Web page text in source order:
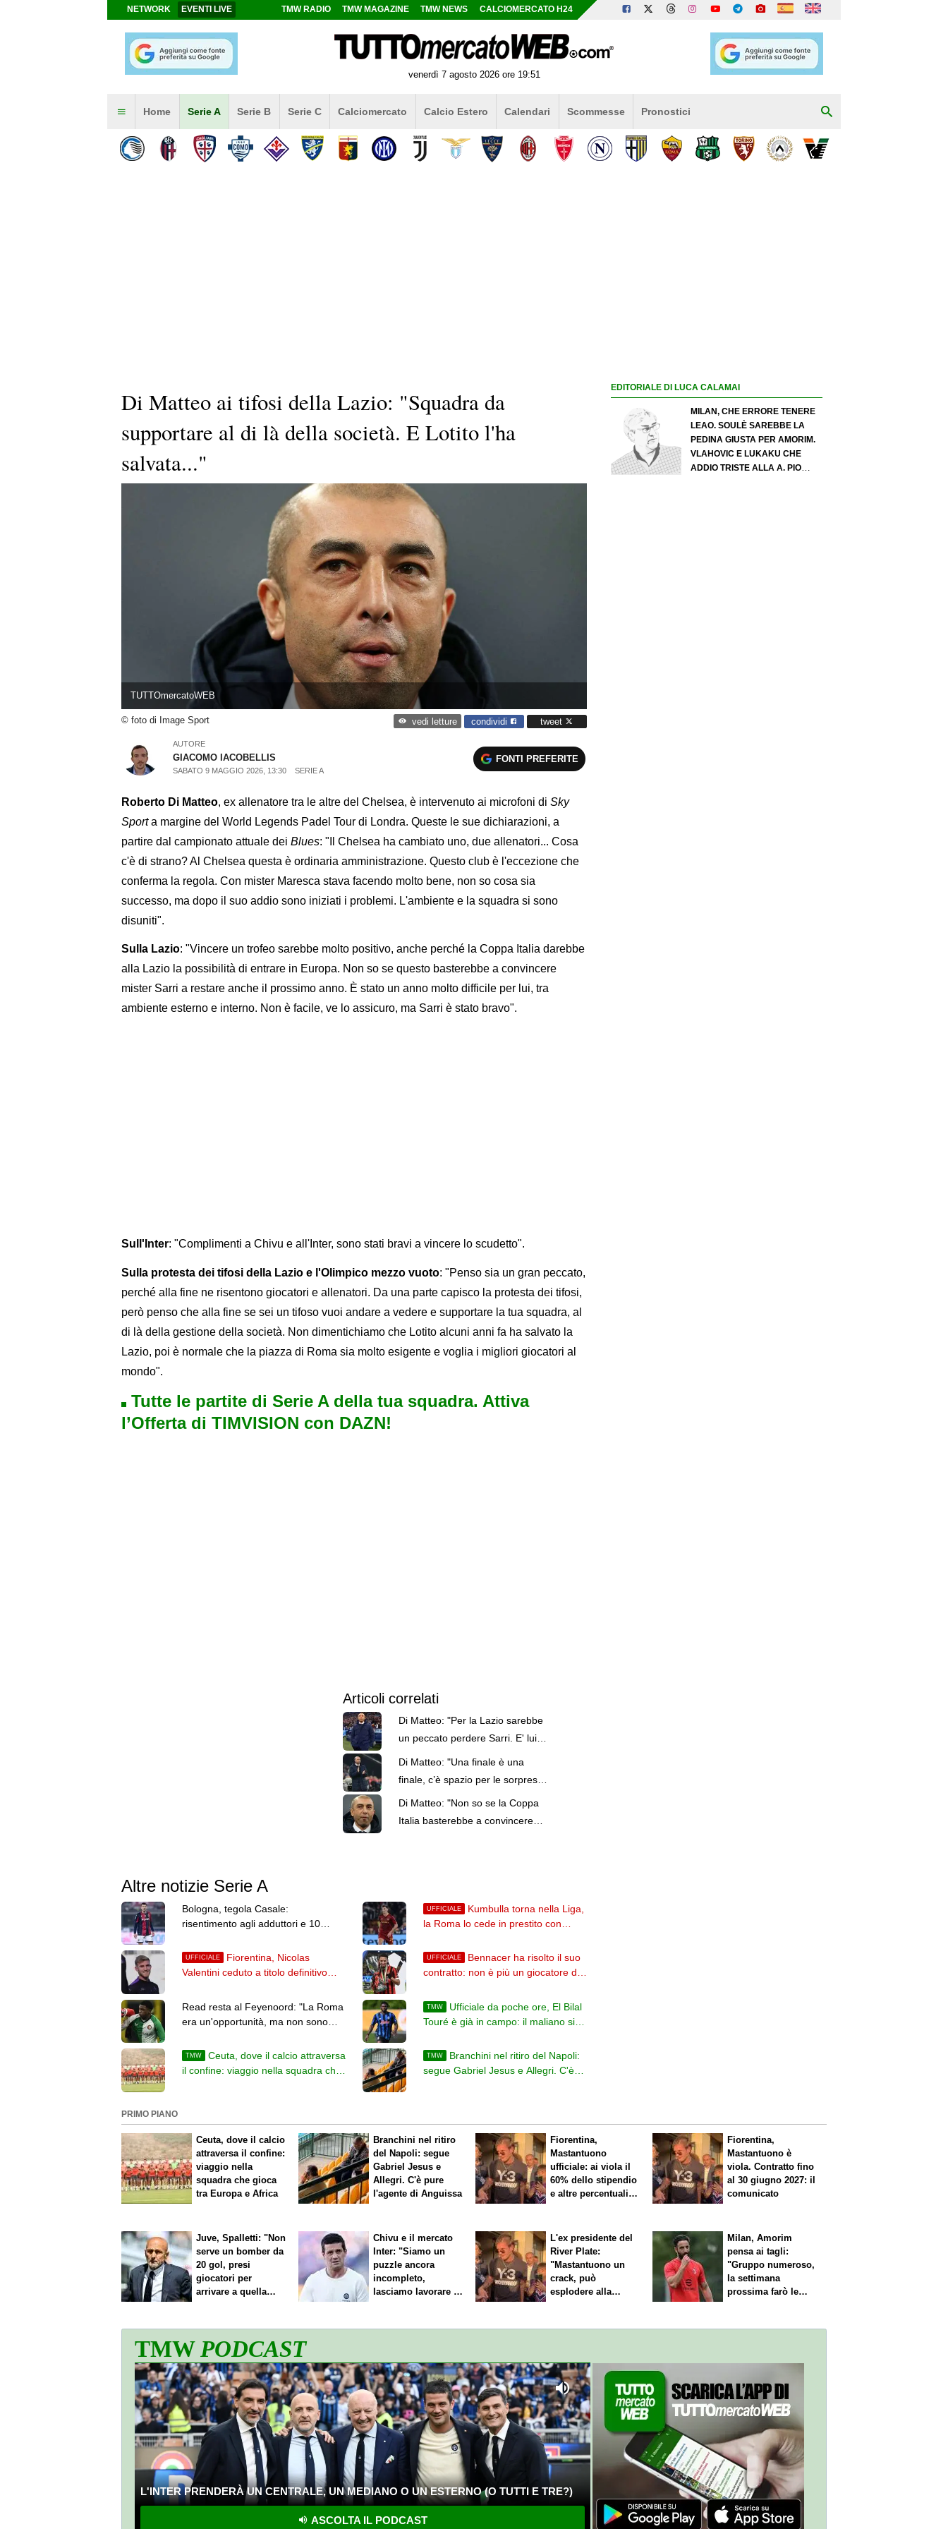
NETWORK EVENTI LIVE TMW RADIO TMW MAGAZINE TMW NEWS CALCIOMERCATO H24
venerdì 7 agosto 2026 ore 19:51
Home Serie A Serie B Serie C Calciomercato Calcio Estero Calendari Scommesse Pronostici
Di Matteo ai tifosi della Lazio: "Squadra da
supportare al di là della società. E Lotito l'ha
salvata..."
TUTTOmercatoWEB
© foto di Image Sport vedi letture condividi tweet
AUTORE
GIACOMO IACOBELLIS
SABATO 9 MAGGIO 2026, 13:30 SERIE A
FONTI PREFERITE
Roberto Di Matteo, ex allenatore tra le altre del Chelsea, è intervenuto ai microfoni di Sky
Sporta margine del World Legends Padel Tour di Londra. Queste le sue dichiarazioni, a
partire dal campionato attuale dei Blues: "Il Chelsea ha cambiato uno, due allenatori... Cosa
c'è di strano? Al Chelsea questa è ordinaria amministrazione. Questo club è l'eccezione che
conferma la regola. Con mister Maresca stava facendo molto bene, non so cosa sia
successo, ma dopo il suo addio sono iniziati i problemi. L'ambiente e la squadra si sono
disuniti".
Sulla Lazio: "Vincere un trofeo sarebbe molto positivo, anche perché la Coppa Italia darebbe
alla Lazio la possibilità di entrare in Europa. Non so se questo basterebbe a convincere
mister Sarri a restare anche il prossimo anno. È stato un anno molto difficile per lui, tra
ambiente esterno e interno. Non è facile, ve lo assicuro, ma Sarri è stato bravo".
Sull'Inter: "Complimenti a Chivu e all'Inter, sono stati bravi a vincere lo scudetto".
Sulla protesta dei tifosi della Lazio e l'Olimpico mezzo vuoto: "Penso sia un gran peccato,
perché alla fine ne risentono giocatori e allenatori. Da una parte capisco la protesta dei tifosi,
però penso che alla fine se sei un tifoso vuoi andare a vedere e supportare la tua squadra, al
di là della gestione della società. Non dimentichiamo che Lotito alcuni anni fa ha salvato la
Lazio, poi è normale che la piazza di Roma sia molto esigente e voglia i migliori giocatori al
mondo".
Tutte le partite di Serie A della tua squadra. Attiva
l’Offerta di TIMVISION con DAZN!
Articoli correlati
Di Matteo: "Per la Lazio sarebbe
un peccato perdere Sarri. E' lui il
Di Matteo: "Una finale è una
finale, c’è spazio per le sorprese.
E Motta? Davvero niente male"
Di Matteo: "Non so se la Coppa
Italia basterebbe a convincere
Altre notizie Serie A
Bologna, tegola Casale:
risentimento agli adduttori e 10
UFFICIALE
Kumbulla torna nella Liga,
la Roma lo cede in prestito con
UFFICIALE
Fiorentina, Nicolas
Valentini ceduto a titolo definitivo
UFFICIALE
Bennacer ha risolto il suo
contratto: non è più un giocatore del
Read resta al Feyenoord: "La Roma
era un'opportunità, ma non sono
TMW
Ufficiale da poche ore, El Bilal
Touré è già in campo: il maliano si
TMW
Ceuta, dove il calcio attraversa
il confine: viaggio nella squadra che
TMW
Branchini nel ritiro del Napoli:
segue Gabriel Jesus e Allegri. C'è
EDITORIALE DI LUCA CALAMAI
MILAN, CHE ERRORE TENERE
LEAO. SOULÈ SAREBBE LA
PEDINA GIUSTA PER AMORIM.
VLAHOVIC E LUKAKU CHE
ADDIO TRISTE ALLA A. PIO
PRIMO PIANO
Ceuta, dove il calcio
attraversa il confine:
viaggio nella
squadra che gioca
tra Europa e Africa
Branchini nel ritiro
del Napoli: segue
Gabriel Jesus e
Allegri. C'è pure
l'agente di Anguissa
Fiorentina,
Mastantuono
ufficiale: ai viola il
60% dello stipendio
e altre percentuali
Fiorentina,
Mastantuono è
viola. Contratto fino
al 30 giugno 2027: il
comunicato
Juve, Spalletti: "Non
serve un bomber da
20 gol, presi
giocatori per
arrivare a quella
Chivu e il mercato
Inter: "Siamo un
puzzle ancora
incompleto,
lasciamo lavorare i
L'ex presidente del
River Plate:
"Mastantuono un
crack, può
esplodere alla
Milan, Amorim
pensa ai tagli:
"Gruppo numeroso,
la settimana
prossima farò le
TMWPODCAST
L'INTER PRENDERÀ UN CENTRALE, UN MEDIANO O UN ESTERNO (O TUTTI E TRE?)
ASCOLTA IL PODCAST